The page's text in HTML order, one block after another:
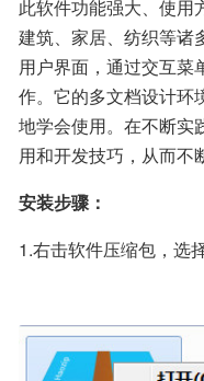
此软件功能强大、使用
建筑、家居、纺织等诸
用户界面，通过交互菜
作。它的多文档设计环
地学会使用。在不断实
用和开发技巧，从而不
安装步骤：
1.右击软件压缩包，选